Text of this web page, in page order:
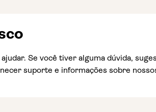
ajudar. Se você tiver alguma dúvida,
suporte e informações sobre